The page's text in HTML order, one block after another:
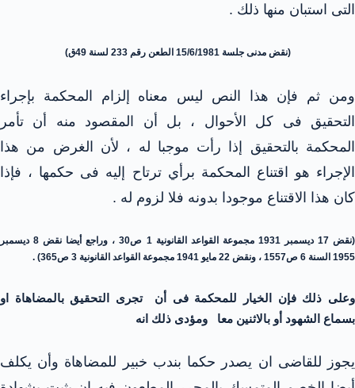
التى استبان منها ذلك .
(نقض مدنى جلسة 15/6/1981 الطعن رقم 233 لسنة 49ق)
ومن ثم فإن هذا النص ليس معناه إلزام المحكمة بإجراء
التحقيق فى كل الأحوال ، بل أن المقصود منه أن تأمر
المحكمة بالتحقيق إذا رأت موجبا له ، لأن الغرض من هذا
الإجراء هو اقتناع المحكمة برأي ترتاح إليه فى حكمها ، فإذا
كان هذا الاقتناع موجودا بدونه فلا لزوم له .
(نقض 17 ديسمبر 1931 مجموعة القواعد القانونية 1 ص30 ، وراجع أيضا نقض 8 ديسمبر
1955 السنة 6 ص1557 ، ونقض 22 مايو 1941 مجموعة القواعد القانونية 3 ص365) .
وعلى ذلك فإن الخيار للمحكمة فى أن تجرى التحقيق بالمضاهاة او
بسماع الشهود أو بالاثنين معا ومؤدى ذلك انه
يجوز للقاضى ان يصدر حكما بندب خبير للمضاهاة وأن يكلف